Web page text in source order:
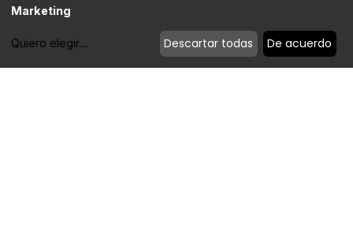
Modificar cookies
Marketing
Quiero elegir... Descartar todas De acuerdo